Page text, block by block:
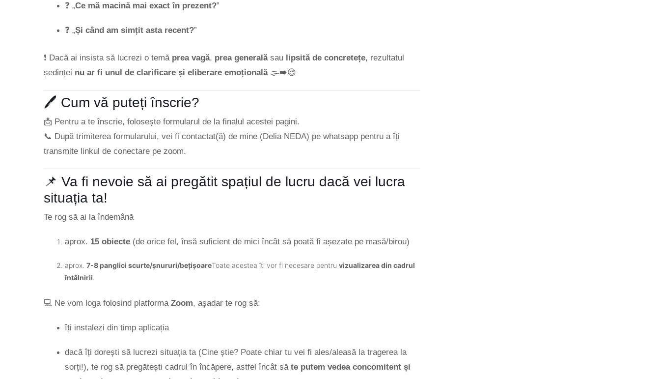
❓ „Ce mă macină mai exact în prezent?”
❓ „Și când am simțit asta recent?”
❗ Dacă ai insista să lucrezi o temă prea vagă, prea generalăsau lipsită de concretețe, rezultatul
ședinței nu ar fi unul de clarificare și eliberare emoțională🌫️➡️😌
🖊️ Cum vă puteți înscrie?
📩 Pentru a te înscrie, folosește formularul de la finalul acestei pagini.
📞 După trimiterea formularului, vei fi contactat(ă) de mine (Delia NEDA) pe whatsapp pentru a îți
transmite linkul de conectare pe zoom.
📌 Va fi nevoie să ai pregătit spațiul de lucru dacă vei lucra
situația ta!
Te rog să ai la îndemână
aprox. 15 obiecte (de orice fel, însă suficient de mici încât să poată fi așezate pe masă/birou)
aprox. 7-8 panglici scurte/șnururi/bețișoareToate acestea îți vor fi necesare pentru vizualizarea din cadrul
întâlnirii.
💻 Ne vom loga folosind platforma Zoom, așadar te rog să:
îți instalezi din timp aplicația
dacă îți dorești să lucrezi situația ta (Cine știe? Poate chiar tu vei fi ales/aleasă la tragerea la
sorți!), te rog să pregătești cadrul în încăpere, astfel încât să te putem vedea concomitent și